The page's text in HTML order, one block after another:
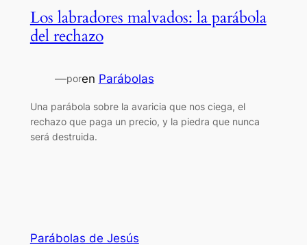
Los labradores malvados: la parábola
del rechazo
—poren Parábolas
Una parábola sobre la avaricia que nos ciega, el
rechazo que paga un precio, y la piedra que nunca
será destruida.
Parábolas de Jesús